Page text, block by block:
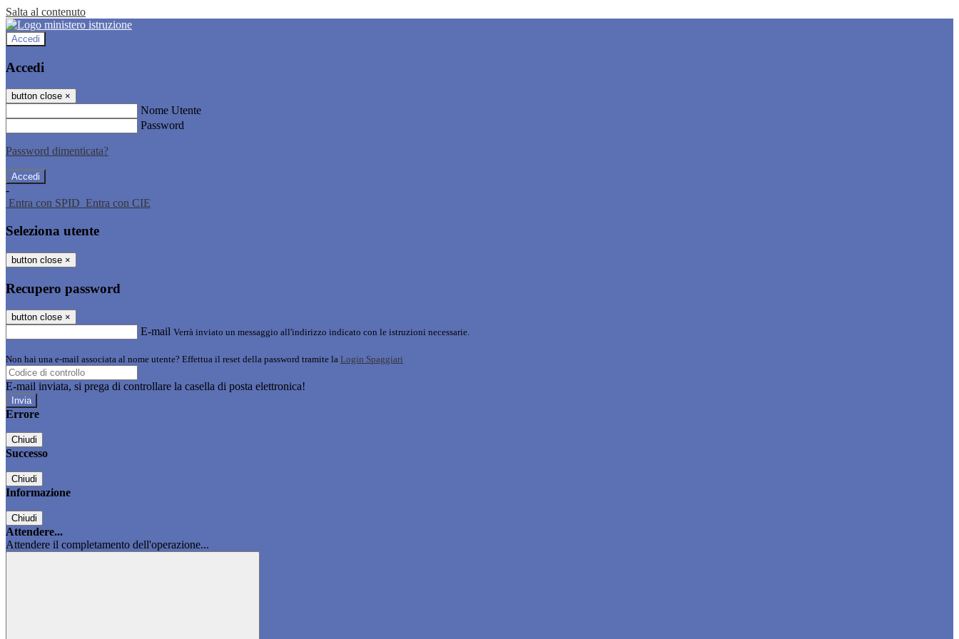
Salta al contenuto
Accedi
Accedi
button close ×
Nome Utente
Password
Password dimenticata?
-
Entra con SPID Entra con CIE
Seleziona utente
button close ×
Recupero password
button close ×
E-mail Verrà inviato un messaggio all'indirizzo indicato con le istruzioni necessarie.
Non hai una e-mail associata al nome utente? Effettua il reset della password tramite la Login Spaggiari
E-mail inviata, si prega di controllare la casella di posta elettronica!
Errore
Chiudi
Successo
Chiudi
Informazione
Chiudi
Attendere...
Attendere il completamento dell'operazione...